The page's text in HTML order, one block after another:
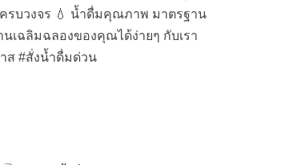
รบวงจร 💧 น้ำดื่มคุณภาพ มาตรฐาน
นเฉลิมฉลองของคุณได้ง่ายๆ กับเรา
ส #สั่งน้ำดื่มด่วน